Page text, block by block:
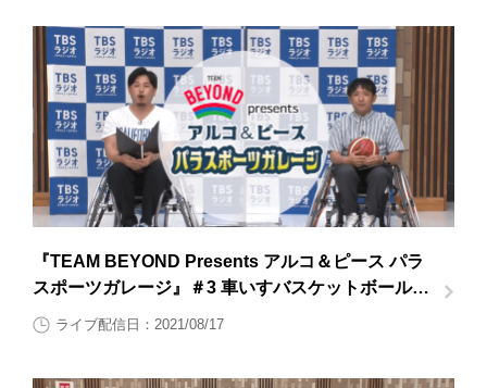
『TEAM BEYOND Presents アルコ＆ピース パラ
スポーツガレージ』＃3 車いすバスケットボール前
半
ライブ配信日：2021/08/17